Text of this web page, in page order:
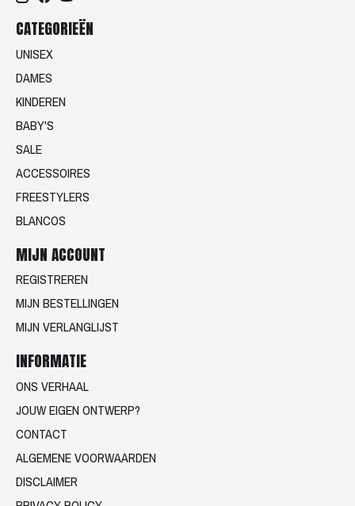
CATEGORIEËN
UNISEX
DAMES
KINDEREN
BABY'S
SALE
ACCESSOIRES
FREESTYLERS
BLANCOS
MIJN ACCOUNT
REGISTREREN
MIJN BESTELLINGEN
MIJN VERLANGLIJST
INFORMATIE
ONS VERHAAL
JOUW EIGEN ONTWERP?
CONTACT
ALGEMENE VOORWAARDEN
DISCLAIMER